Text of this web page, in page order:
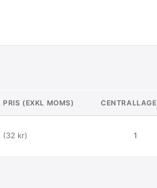
PRIS (EXKL MOMS)
(32 kr) 1